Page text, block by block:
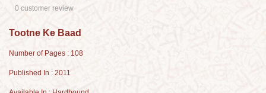
0 customer review
Tootne Ke Baad
Number of Pages : 108
Published In : 2011